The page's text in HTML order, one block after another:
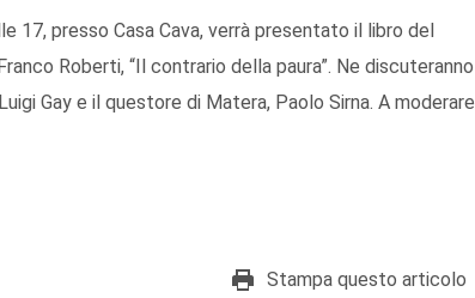
17, presso Casa Cava, verrà presentato il libro del
Roberti, “Il contrario della paura”. Ne discuteranno
Gay e il questore di Matera, Paolo Sirna. A moderare
Stampa questo articolo